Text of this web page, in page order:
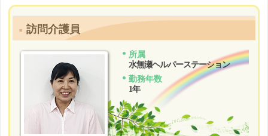
訪問介護員
所属
水無瀬ヘルパーステーション
勤務年数
1年